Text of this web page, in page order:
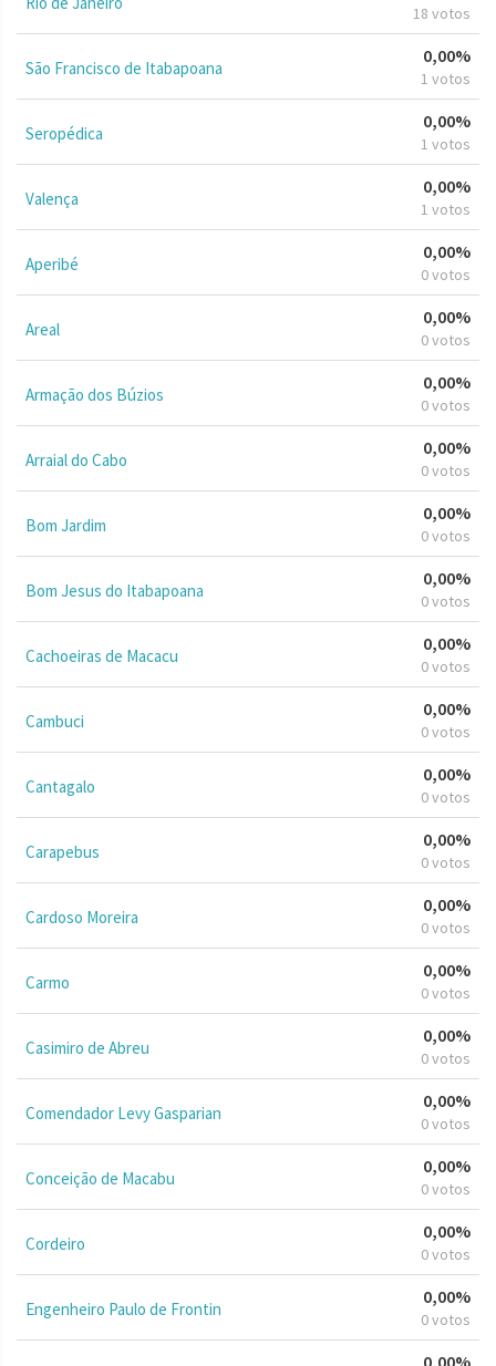
18 votos
São Francisco de Itabapoana
0,00%
1 votos
Seropédica
0,00%
1 votos
Valença
0,00%
1 votos
Aperibé
0,00%
0 votos
Areal
0,00%
0 votos
Armação dos Búzios
0,00%
0 votos
Arraial do Cabo
0,00%
0 votos
Bom Jardim
0,00%
0 votos
Bom Jesus do Itabapoana
0,00%
0 votos
Cachoeiras de Macacu
0,00%
0 votos
Cambuci
0,00%
0 votos
Cantagalo
0,00%
0 votos
Carapebus
0,00%
0 votos
Cardoso Moreira
0,00%
0 votos
Carmo
0,00%
0 votos
Casimiro de Abreu
0,00%
0 votos
Comendador Levy Gasparian
0,00%
0 votos
Conceição de Macabu
0,00%
0 votos
Cordeiro
0,00%
0 votos
Engenheiro Paulo de Frontin
0,00%
0 votos
0,00%